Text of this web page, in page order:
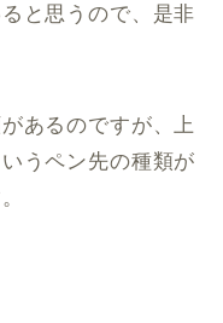
と思うので、是非
あるのですが、上
いうペン先の種類が